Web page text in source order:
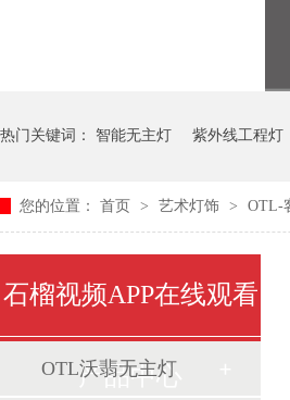
热门关键词： 智能无主灯 紫外线工程灯
您的位置： 首页 > 艺术灯饰 > OTL-
石榴视频APP在线观看
产品中心
OTL沃翡无主灯